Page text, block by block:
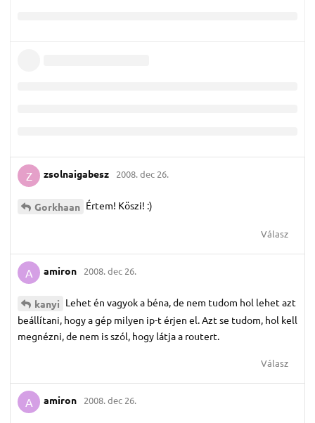
Z zsolnaigabesz 2008. dec 26.
Gorkhaan Értem! Köszi! :)
Válasz
A amiron 2008. dec 26.
kanyi Lehet én vagyok a béna, de nem tudom hol lehet azt
beállítani, hogy a gép milyen ip-t érjen el. Azt se tudom, hol kell
megnézni, de nem is szól, hogy látja a routert.
Válasz
A amiron 2008. dec 26.